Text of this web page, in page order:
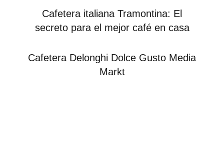
Cafetera italiana Tramontina: El
secreto para el mejor café en casa
Cafetera Delonghi Dolce Gusto Media
Markt